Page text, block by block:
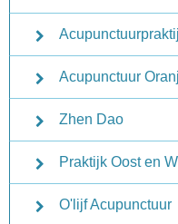
Acupunctuur
Zhen Dao
Praktijk Oost en
O'lijf Acupunctuur